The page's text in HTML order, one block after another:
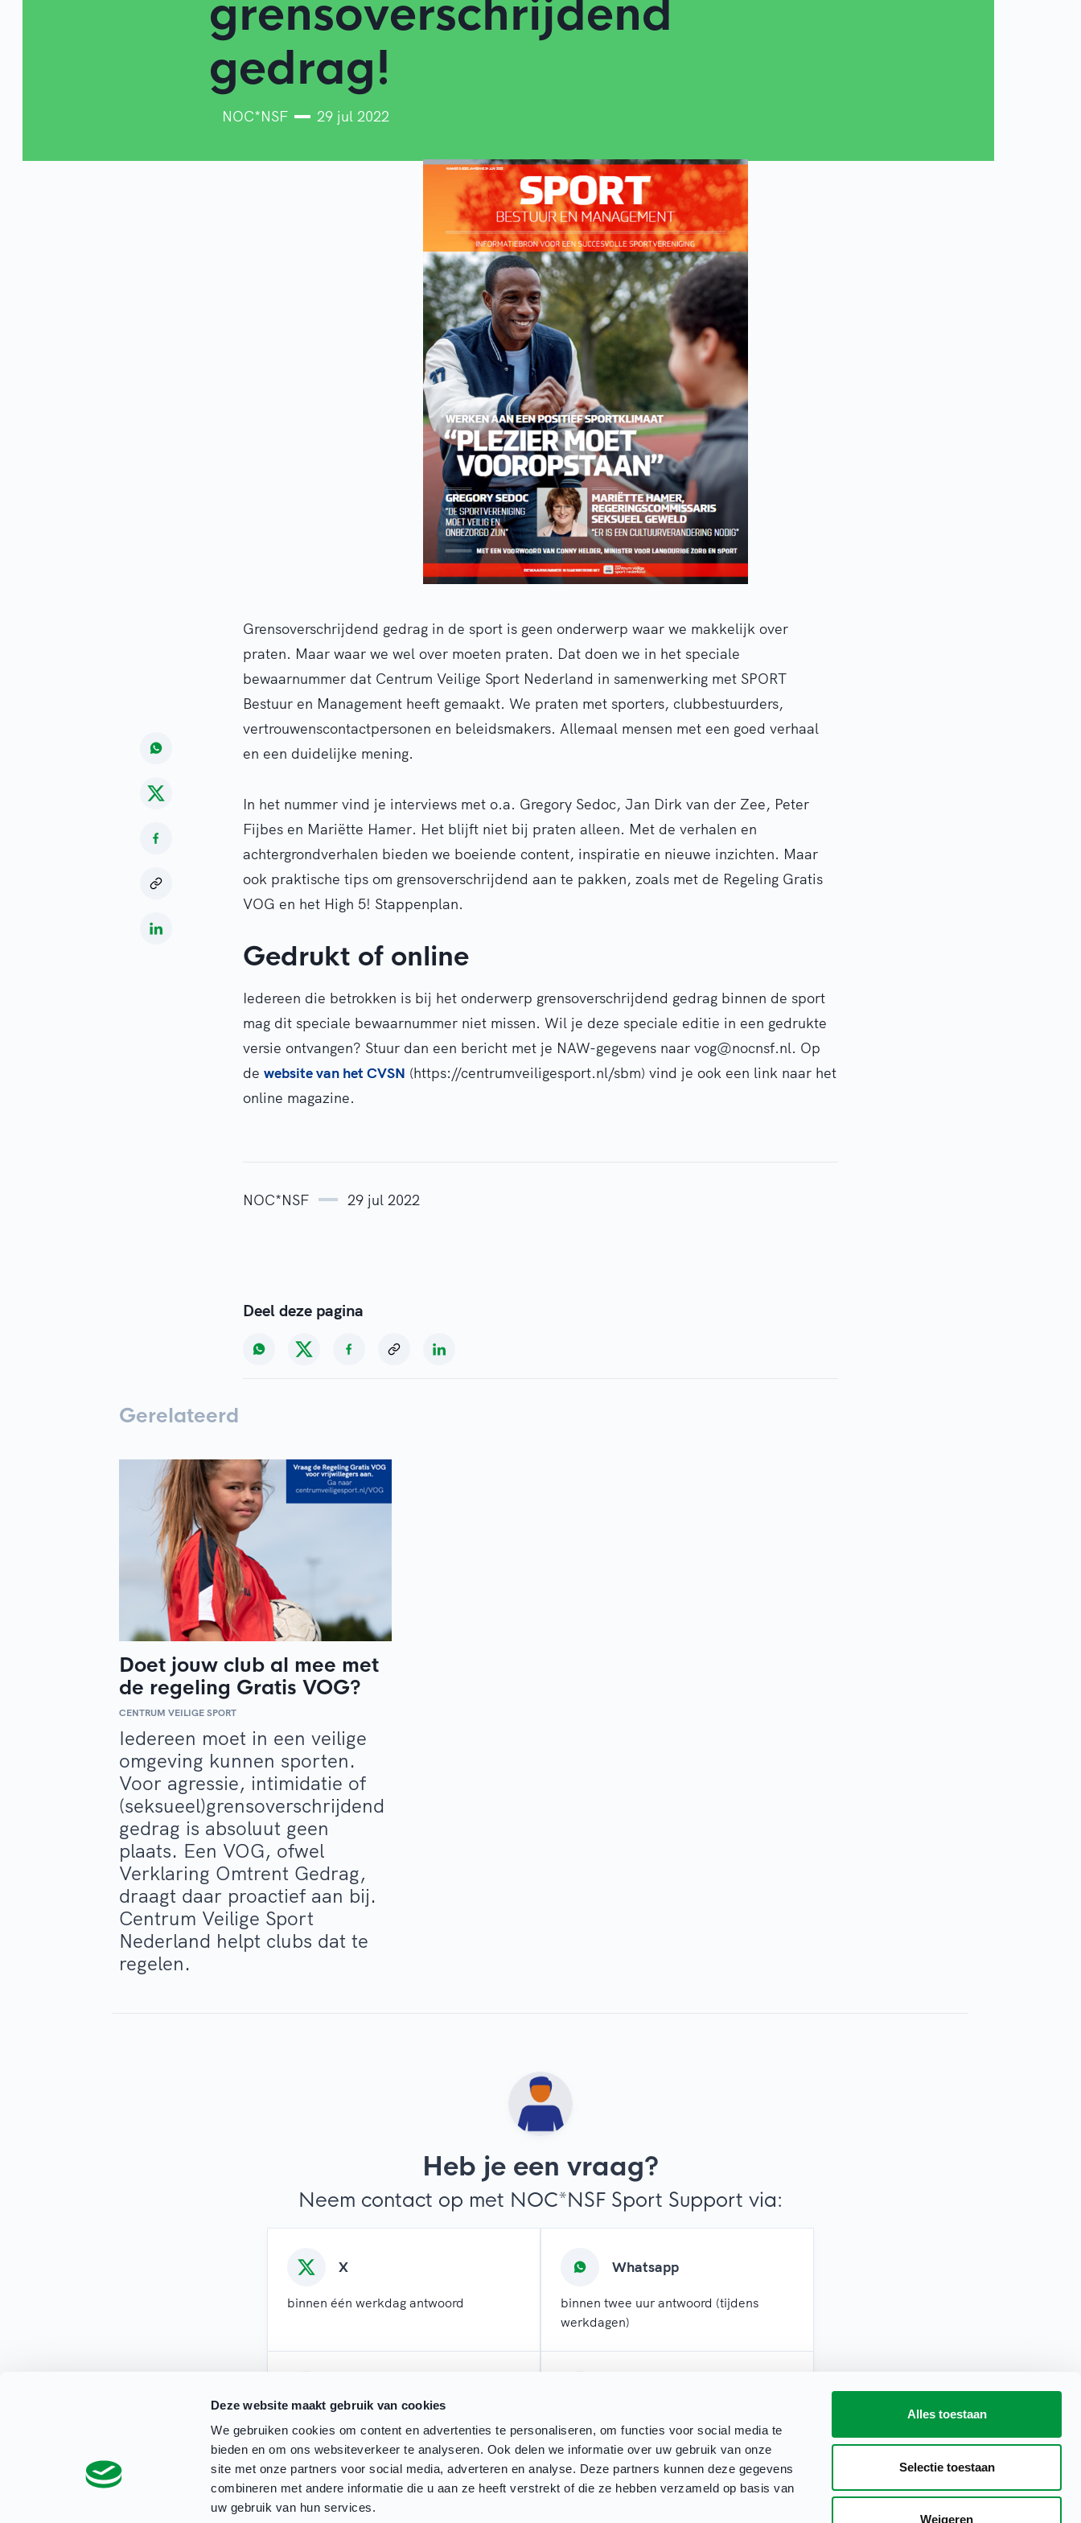
Deze website maakt gebruik van cookies
We gebruiken cookies om content en advertenties te personaliseren, om functies voor social media te
bieden en om ons websiteverkeer te analyseren. Ook delen we informatie over uw gebruik van onze
site met onze partners voor social media, adverteren en analyse. Deze partners kunnen deze gegevens
combineren met andere informatie die u aan ze heeft verstrekt of die ze hebben verzameld op basis van
uw gebruik van hun services.
Alles toestaan
Selectie toestaan
Weigeren
grensoverschrijdend
gedrag!
NOC*NSF 29 jul 2022
Grensoverschrijdend gedrag in de sport is geen onderwerp waar we makkelijk over
praten. Maar waar we wel over moeten praten. Dat doen we in het speciale
bewaarnummer dat Centrum Veilige Sport Nederland in samenwerking met SPORT
Bestuur en Management heeft gemaakt. We praten met sporters, clubbestuurders,
vertrouwenscontactpersonen en beleidsmakers. Allemaal mensen met een goed verhaal
en een duidelijke mening.
In het nummer vind je interviews met o.a. Gregory Sedoc, Jan Dirk van der Zee, Peter
Fijbes en Mariëtte Hamer. Het blijft niet bij praten alleen. Met de verhalen en
achtergrondverhalen bieden we boeiende content, inspiratie en nieuwe inzichten. Maar
ook praktische tips om grensoverschrijdend aan te pakken, zoals met de Regeling Gratis
VOG en het High 5! Stappenplan.
Gedrukt of online
Iedereen die betrokken is bij het onderwerp grensoverschrijdend gedrag binnen de sport
mag dit speciale bewaarnummer niet missen. Wil je deze speciale editie in een gedrukte
versie ontvangen? Stuur dan een bericht met je NAW-gegevens naar vog@nocnsf.nl. Op
de website van het CVSN (https://centrumveiligesport.nl/sbm) vind je ook een link naar het
online magazine.
NOC*NSF 29 jul 2022
Deel deze pagina
Gerelateerd
Doet jouw club al mee met
de regeling Gratis VOG?
CENTRUM VEILIGE SPORT
Iedereen moet in een veilige
omgeving kunnen sporten.
Voor agressie, intimidatie of
(seksueel)grensoverschrijdend
gedrag is absoluut geen
plaats. Een VOG, ofwel
Verklaring Omtrent Gedrag,
draagt daar proactief aan bij.
Centrum Veilige Sport
Nederland helpt clubs dat te
regelen.
Heb je een vraag?
Neem contact op met NOC*NSF Sport Support via:
X
binnen één werkdag antwoord
Whatsapp
binnen twee uur antwoord (tijdens
werkdagen)
binnen twee werkdagen antwoord direct antwoord (tijdens werkdagen)